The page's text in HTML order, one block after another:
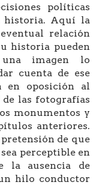
políticas
historia. Aquí la
relación
historia pueden
una imagen lo
cuenta de ese
en oposición al
las fotografías
monumentos y
anteriores.
de que
perceptible en
la ausencia de
hilo conductor